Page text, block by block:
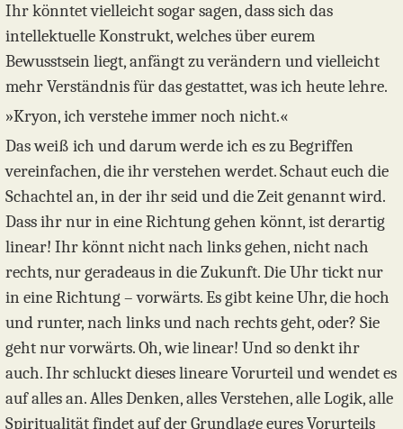
Ihr könntet vielleicht sogar sagen, dass sich das
intellektuelle Konstrukt, welches über eurem
Bewusstsein liegt, anfängt zu verändern und vielleicht
mehr Verständnis für das gestattet, was ich heute lehre.
»Kryon, ich verstehe immer noch nicht.«
Das weiß ich und darum werde ich es zu Begriffen
vereinfachen, die ihr verstehen werdet. Schaut euch die
Schachtel an, in der ihr seid und die Zeit genannt wird.
Dass ihr nur in eine Richtung gehen könnt, ist derartig
linear! Ihr könnt nicht nach links gehen, nicht nach
rechts, nur geradeaus in die Zukunft. Die Uhr tickt nur
in eine Richtung – vorwärts. Es gibt keine Uhr, die hoch
und runter, nach links und nach rechts geht, oder? Sie
geht nur vorwärts. Oh, wie linear! Und so denkt ihr
auch. Ihr schluckt dieses lineare Vorurteil und wendet es
auf alles an. Alles Denken, alles Verstehen, alle Logik, alle
Spiritualität findet auf der Grundlage eures Vorurteils